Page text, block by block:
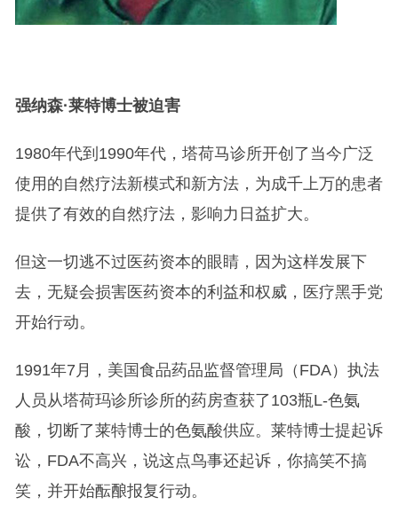
强纳森·莱特博士被迫害
1980年代到1990年代，塔荷马诊所开创了当今广泛
使用的自然疗法新模式和新方法，为成千上万的患者
提供了有效的自然疗法，影响力日益扩大。
但这一切逃不过医药资本的眼睛，因为这样发展下
去，无疑会损害医药资本的利益和权威，医疗黑手党
开始行动。
1991年7月，美国食品药品监督管理局（FDA）执法
人员从塔荷玛诊所诊所的药房查获了103瓶L-色氨
酸，切断了莱特博士的色氨酸供应。莱特博士提起诉
讼，FDA不高兴，说这点鸟事还起诉，你搞笑不搞
笑，并开始酝酿报复行动。